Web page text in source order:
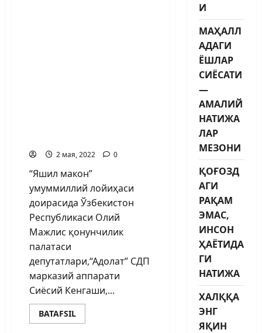
2 мая, 2022 0
“Яшил макон”
умуммиллий лойиҳаси
доирасида Ўзбекистон
Республикаси Олий
Мажлис қонунчилик
палатаси
депутатлари,“Адолат” СДП
марказий аппарати
Сиёсий Кенгаши,...
BATAFSIL
И
МАҲАЛЛ
АДАГИ
ЁШЛАР
СИЁСАТИ
—
АМАЛИЙ
НАТИЖА
ЛАР
МЕЗОНИ
ҚОҒОЗД
АГИ
РАҚАМ
ЭМАС,
ИНСОН
ҲАЁТИДА
ГИ
НАТИЖА
ХАЛҚҚА
ЭНГ
ЯҚИН